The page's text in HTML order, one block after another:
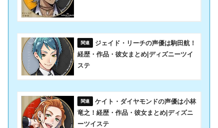
ジェイド・リーチの声優は駒田航！
経歴・作品・彼女まとめ|ディズニーツイ
ステ
ケイト・ダイヤモンドの声優は小林
竜之！経歴・作品・彼女まとめ|ディズニ
ーツイステ